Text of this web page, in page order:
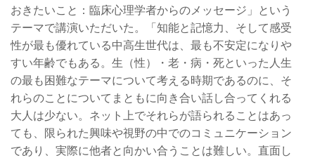
おきたいこと：臨床心理学者からのメッセージ」という
テーマで講演いただいた。「知能と記憶力、そして感受
性が最も優れている中高生世代は、最も不安定になりや
すい年齢でもある。生（性）・老・病・死といった人生
の最も困難なテーマについて考える時期であるのに、そ
れらのことについてまともに向き合い話し合ってくれる
大人は少ない。ネット上でそれらが語られることはあっ
ても、限られた興味や視野の中でのコミュニケーション
であり、実際に他者と向かい合うことは難しい。直面し